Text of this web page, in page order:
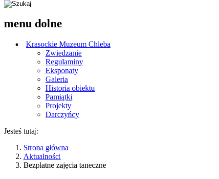
menu dolne
Krasockie Muzeum Chleba
Zwiedzanie
Regulaminy
Eksponaty
Galeria
Historia obiektu
Pamiątki
Projekty
Darczyńcy
Jesteś tutaj:
Strona główna
Aktualności
Bezpłatne zajęcia taneczne